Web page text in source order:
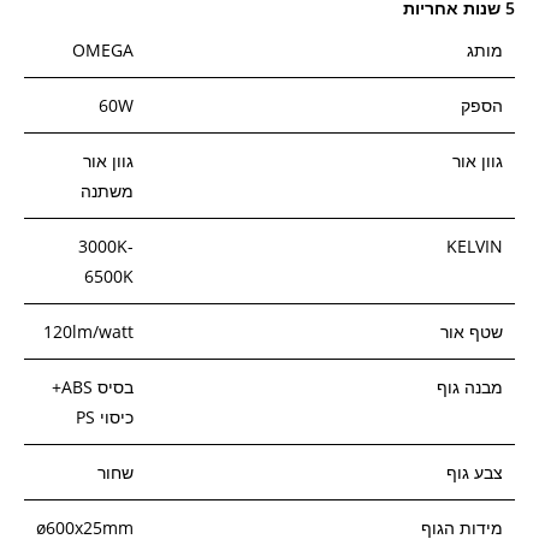
5 שנות אחריות
מותג
OMEGA
הספק 60W
גוון אור
גוון אור
משתנה
KELVIN
3000K-
6500K
שטף אור 120lm/watt
מבנה גוף
בסיס ABS+
כיסוי PS
צבע גוף שחור
מידות הגוף ø600x25mm